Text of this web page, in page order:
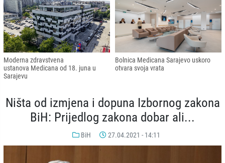
Moderna zdravstvena
ustanova Medicana od 18. juna u
Sarajevu
Bolnica Medicana Sarajevo uskoro
otvara svoja vrata
Ništa od izmjena i dopuna Izbornog zakona
BiH: Prijedlog zakona dobar ali...
BiH 27.04.2021 - 14:11